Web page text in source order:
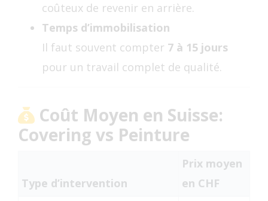
coûteux de revenir en arrière.
Temps d’immobilisation
Il faut souvent compter 7 à 15 jours
pour un travail complet de qualité.
Coût Moyen en Suisse:
Covering vs Peinture
Type d’intervention
Prix moyen
en CHF